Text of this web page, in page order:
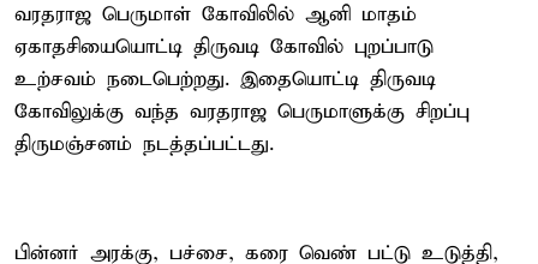
வரதராஜ பெருமாள் கோவிலில் ஆனி மாதம்
ஏகாதசியையொட்டி திருவடி கோவில் புறப்பாடு
உற்சவம் நடைபெற்றது. இதையொட்டி திருவடி
கோவிலுக்கு வந்த வரதராஜ பெருமாளுக்கு சிறப்பு
திருமஞ்சனம் நடத்தப்பட்டது.
பின்னர் அரக்கு, பச்சை, கரை வெண் பட்டு உடுத்தி,